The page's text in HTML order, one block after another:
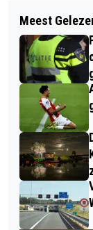
BANDEN
VAN
Meest